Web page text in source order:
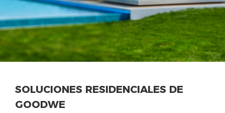
SOLUCIONES RESIDENCIALES DE
GOODWE